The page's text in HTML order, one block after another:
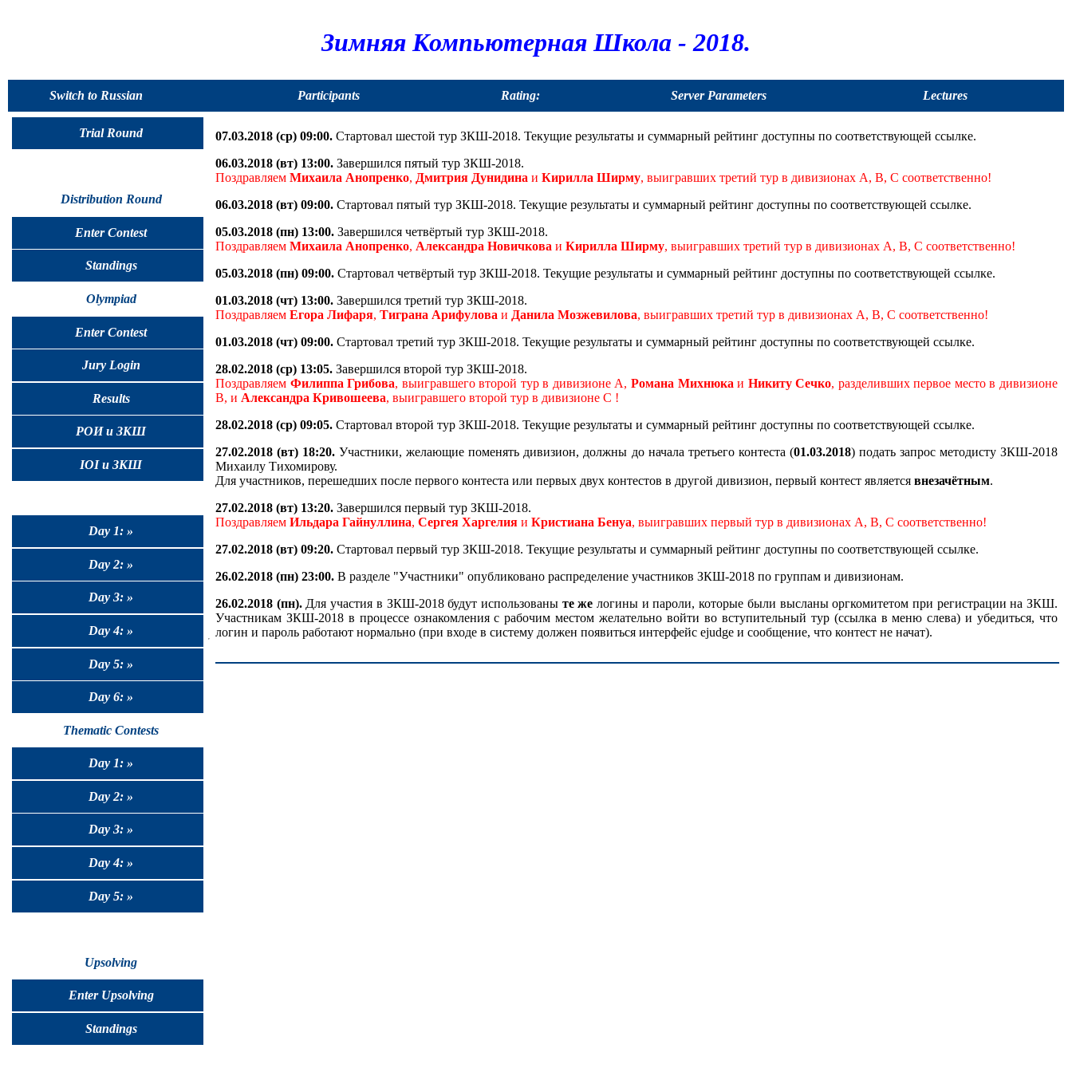
Зимняя Компьютерная Школа - 2018.
Switch to Russian Participants Rating: Server Parameters Lectures
Trial Round
Distribution Round
Enter Contest
Standings
Olympiad
Enter Contest
Jury Login
Results
РОИ и ЗКШ
IOI и ЗКШ
Day 1: »
Day 2: »
Day 3: »
Day 4: »
Day 5: »
Day 6: »
Thematic Contests
Day 1: »
Day 2: »
Day 3: »
Day 4: »
Day 5: »
Upsolving
Enter Upsolving
Standings
07.03.2018 (ср) 09:00. Стартовал шестой тур ЗКШ-2018. Текущие результаты и суммарный рейтинг доступны по соответствующей ссылке.
06.03.2018 (вт) 13:00. Завершился пятый тур ЗКШ-2018.
Поздравляем Михаила Анопренко, Дмитрия Дунидина и Кирилла Ширму, выигравших третий тур в дивизионах A, B, C соответственно!
06.03.2018 (вт) 09:00. Стартовал пятый тур ЗКШ-2018. Текущие результаты и суммарный рейтинг доступны по соответствующей ссылке.
05.03.2018 (пн) 13:00. Завершился четвёртый тур ЗКШ-2018.
Поздравляем Михаила Анопренко, Александра Новичкова и Кирилла Ширму, выигравших третий тур в дивизионах A, B, C соответственно!
05.03.2018 (пн) 09:00. Стартовал четвёртый тур ЗКШ-2018. Текущие результаты и суммарный рейтинг доступны по соответствующей ссылке.
01.03.2018 (чт) 13:00. Завершился третий тур ЗКШ-2018.
Поздравляем Егора Лифаря, Тиграна Арифулова и Данила Мозжевилова, выигравших третий тур в дивизионах A, B, C соответственно!
01.03.2018 (чт) 09:00. Стартовал третий тур ЗКШ-2018. Текущие результаты и суммарный рейтинг доступны по соответствующей ссылке.
28.02.2018 (ср) 13:05. Завершился второй тур ЗКШ-2018.
Поздравляем Филиппа Грибова, выигравшего второй тур в дивизионе A,Романа Михнюка и Никиту Сечко, разделивших первое место в дивизионе
B, и Александра Кривошеева, выигравшего второй тур в дивизионе C !
28.02.2018 (ср) 09:05. Стартовал второй тур ЗКШ-2018. Текущие результаты и суммарный рейтинг доступны по соответствующей ссылке.
27.02.2018 (вт) 18:20. Участники, желающие поменять дивизион, должны до начала третьего контеста (01.03.2018) подать запрос методисту ЗКШ-2018
Михаилу Тихомирову.
Для участников, перешедших после первого контеста или первых двух контестов в другой дивизион, первый контест является внезачётным.
27.02.2018 (вт) 13:20. Завершился первый тур ЗКШ-2018.
Поздравляем Ильдара Гайнуллина, Сергея Харгелия и Кристиана Бенуа, выигравших первый тур в дивизионах A, B, C соответственно!
27.02.2018 (вт) 09:20. Стартовал первый тур ЗКШ-2018. Текущие результаты и суммарный рейтинг доступны по соответствующей ссылке.
26.02.2018 (пн) 23:00. В разделе "Участники" опубликовано распределение участников ЗКШ-2018 по группам и дивизионам.
26.02.2018 (пн).Для участия в ЗКШ-2018 будут использованы те же логины и пароли, которые были высланы оргкомитетом при регистрации на ЗКШ.
Участникам ЗКШ-2018 в процессе ознакомления с рабочим местом желательно войти во вступительный тур (ссылка в меню слева) и убедиться, что
логин и пароль работают нормально (при входе в систему должен появиться интерфейс ejudge и сообщение, что контест не начат).